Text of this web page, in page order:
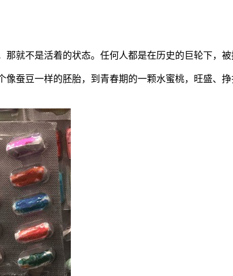
就不是活着的状态。任何人都是在历史的巨轮下，被
蚕豆一样的胚胎，到青春期的一颗水蜜桃，旺盛、